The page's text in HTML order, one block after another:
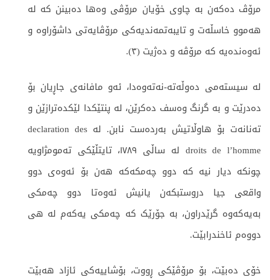
مرۆڤ دەکەن بە چاوی خۆیان مرۆڤی وەها دەبینن کە لە
هەموو خاسڵەت و تایبەتمەندیەکی مرۆڤایەتی داشۆراوە و
ئەوەندەیە کە مرۆڤە و دەژیت (٣).
لە سیستەمی دەوڵەتە-نەتەوەدا، ئەو مافانەی جاڕیان بۆ
دەدرێت و بە گرنگ وەسف دەکرێن، لە پنتێکدا لێکدەترازێن و
تەنانەت بۆ هاوڵاتیش بەردەست نابن. لە declaration des
droits de l’homme لە ساڵی ١٧٨٩، تایتڵێکی تەمومژاویە
چونکە دیار نیە کە دوو چەمکەکە هەن بۆ ئەوەی دوو
واقعی جیا دروستبکەن یانیش ئەوەتا دوو چەمکی
بەیەکەوە گرێدراون، بە جۆرێک کە چەمکی یەکەم لە هی
دووەم ئاخندرابێت.
خۆی دەبێت، بۆ مرۆڤێکی ڕووت، بۆشاییەکی ئازاد هەبێت